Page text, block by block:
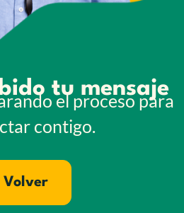
tu mensaje
el proceso para
contigo.
Volver